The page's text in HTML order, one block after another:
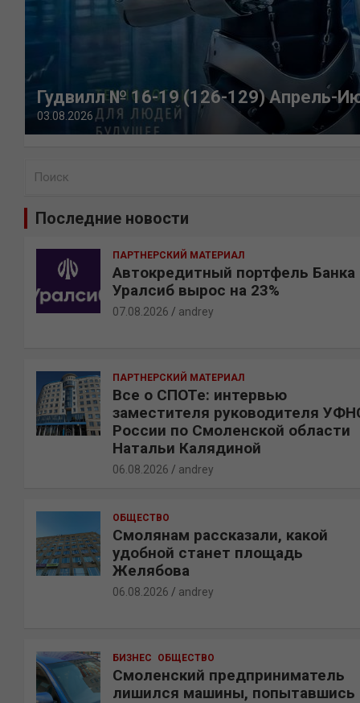
Гудвилл № 16-19 (126-129) Апрель-
03.08.2026
Последние новости
ПАРТНЕРСКИЙ МАТЕРИАЛ
Автокредитный портфель Банка
Уралсиб вырос на 23%
07.08.2026 andrey
ПАРТНЕРСКИЙ МАТЕРИАЛ
Все о СПОТе: интервью
заместителя руководителя
России по Смоленской области
Натальи Калядиной
06.08.2026 andrey
ОБЩЕСТВО
Смолянам рассказали, какой
удобной станет площадь
Желябова
06.08.2026 andrey
БИЗНЕС ОБЩЕСТВО
Смоленский предприниматель
лишился машины, попытавшись